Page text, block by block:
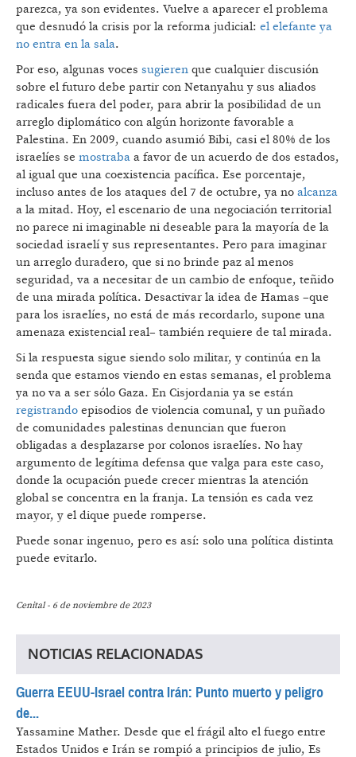
parezca, ya son evidentes. Vuelve a aparecer el problema
que desnudó la crisis por la reforma judicial: el elefante ya
no entra en la sala.
Por eso, algunas voces sugieren que cualquier discusión
sobre el futuro debe partir con Netanyahu y sus aliados
radicales fuera del poder, para abrir la posibilidad de un
arreglo diplomático con algún horizonte favorable a
Palestina. En 2009, cuando asumió Bibi, casi el 80% de los
israelíes se mostraba a favor de un acuerdo de dos estados,
al igual que una coexistencia pacífica. Ese porcentaje,
incluso antes de los ataques del 7 de octubre, ya no alcanza
a la mitad. Hoy, el escenario de una negociación territorial
no parece ni imaginable ni deseable para la mayoría de la
sociedad israelí y sus representantes. Pero para imaginar
un arreglo duradero, que si no brinde paz al menos
seguridad, va a necesitar de un cambio de enfoque, teñido
de una mirada política. Desactivar la idea de Hamas –que
para los israelíes, no está de más recordarlo, supone una
amenaza existencial real– también requiere de tal mirada.
Si la respuesta sigue siendo solo militar, y continúa en la
senda que estamos viendo en estas semanas, el problema
ya no va a ser sólo Gaza. En Cisjordania ya se están
registrando episodios de violencia comunal, y un puñado
de comunidades palestinas denuncian que fueron
obligadas a desplazarse por colonos israelíes. No hay
argumento de legítima defensa que valga para este caso,
donde la ocupación puede crecer mientras la atención
global se concentra en la franja. La tensión es cada vez
mayor, y el dique puede romperse.
Puede sonar ingenuo, pero es así: solo una política distinta
puede evitarlo.
Cenital - 6 de noviembre de 2023
NOTICIAS RELACIONADAS
Guerra EEUU-Israel contra Irán: Punto muerto y peligro
de...
Yassamine Mather. Desde que el frágil alto el fuego entre
Estados Unidos e Irán se rompió a principios de julio, Es